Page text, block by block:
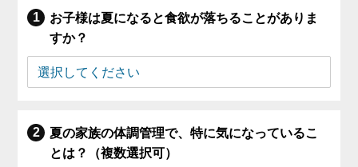
お子様は夏になると食欲が落ちることがありま
すか？
夏の家族の体調管理で、特に気になっているこ
とは？（複数選択可）